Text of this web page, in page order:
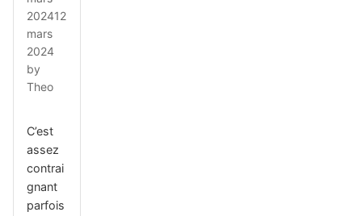
202412
mars
2024
by
Theo
C’est
assez
contrai
gnant
parfois